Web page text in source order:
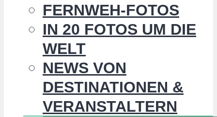
FERNWEH-FOTOS
IN 20 FOTOS UM DIE
WELT
NEWS VON
DESTINATIONEN &
VERANSTALTERN